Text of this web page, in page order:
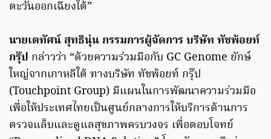
ตะวันออกเฉียงใต้”
นายเตทัศน์ สุทธินุ่น กรรมการผู้จัดการ บริษัท ทัชพ้อยท์
กรุ๊ป กล่าวว่า “ด้วยความร่วมมือกับ GC Genome ยักษ์
ใหญ่จากเกาหลีใต้ ทางบริษัท ทัชพ้อยท์ กรุ๊ป
(Touchpoint Group) มีแผนในการพัฒนาความร่วมมือ
เพื่อให้ประเทศไทยเป็นศูนย์กลางการให้บริการด้านการ
ตรวจแล็บและดูแลสุขภาพครบวงจร เพื่อตอบโจทย์